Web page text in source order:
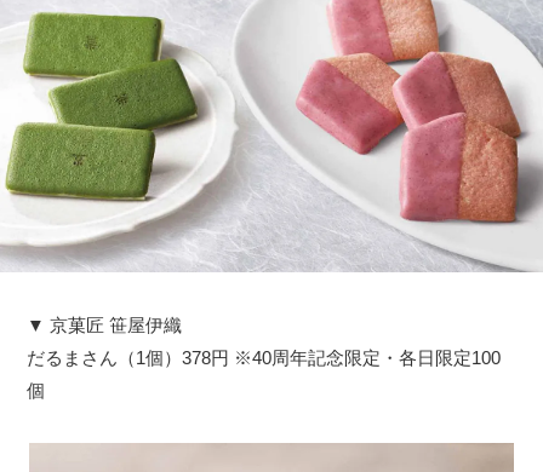
▼ 京菓匠 笹屋伊織
だるまさん（1個）378円 ※40周年記念限定・各日限定100
個